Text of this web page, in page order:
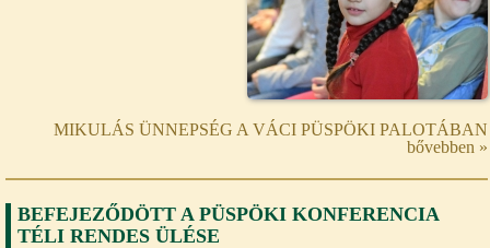
MIKULÁS ÜNNEPSÉG A VÁCI PÜSPÖKI PALOTÁBAN
bővebben »
BEFEJEZŐDÖTT A PÜSPÖKI KONFERENCIA
TÉLI RENDES ÜLÉSE